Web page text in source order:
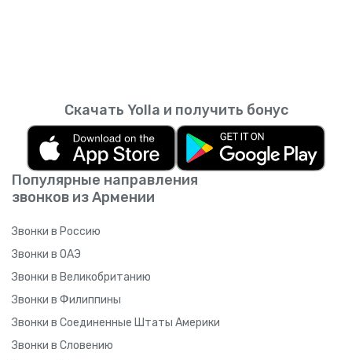
Популярные направления
звонков из Армении
Звонки в Россию
Звонки в ОАЭ
Звонки в Великобританию
Звонки в Филиппины
Звонки в Соединенные Штаты Америки
Звонки в Словению
Скачать Yolla и получить бонус